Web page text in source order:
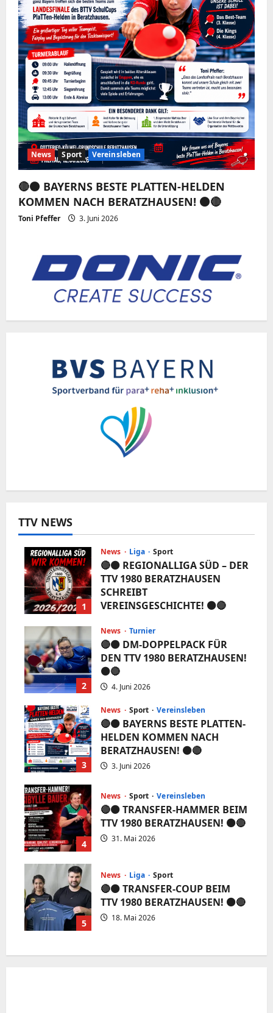
News Sport Vereinsleben
🔴⚫️ BAYERNS BESTE PLATTEN-HELDEN
KOMMEN NACH BERATZHAUSEN! ⚫️🔴
Toni Pfeffer 3. Juni 2026
TTV NEWS
1
News Liga Sport
🔴⚫️ REGIONALLIGA SÜD – DER
TTV 1980 BERATZHAUSEN
SCHREIBT
VEREINSGESCHICHTE! ⚫️🔴
2
News Turnier
🔴⚫️ DM-DOPPELPACK FÜR
DEN TTV 1980 BERATZHAUSEN!
⚫️🔴
4. Juni 2026
3
News Sport Vereinsleben
🔴⚫️ BAYERNS BESTE PLATTEN-
HELDEN KOMMEN NACH
BERATZHAUSEN! ⚫️🔴
3. Juni 2026
4
News Sport Vereinsleben
🔴⚫️ TRANSFER-HAMMER BEIM
TTV 1980 BERATZHAUSEN! ⚫️🔴
31. Mai 2026
5
News Liga Sport
🔴⚫️ TRANSFER-COUP BEIM
TTV 1980 BERATZHAUSEN! ⚫️🔴
18. Mai 2026